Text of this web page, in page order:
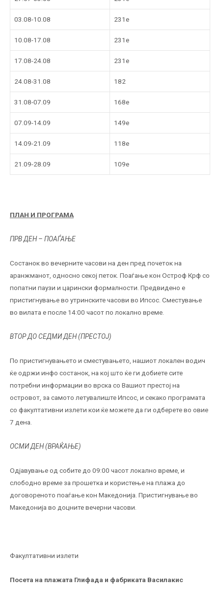
03.08-10.08 231e
10.08-17.08 231e
17.08-24.08 231e
24.08-31.08 182
31.08-07.09 168e
07.09-14.09 149е
14.09-21.09 118е
21.09-28.09 109е
ПЛАН И ПРОГРАМА
ПРВ ДЕН – ПОАЃАЊЕ
Состанок во вечерните часови на ден пред почеток на
аранжманот, односно секој петок. Поаѓање кон Остроф Крф со
попатни паузи и царински формалности. Предвидено е
пристигнување во утринските часови во Ипсос. Сместување
во вилата е после 14:00 часот по локално време.
ВТОР ДО СЕДМИ ДЕН (ПРЕСТОЈ)
По пристигнувањето и сместувањето, нашиот локален водич
ќе одржи инфо состанок, на кој што ќе ги добиете сите
потребни информации во врска со Вашиот престој на
островот, за самото летувалиште Ипсос, и секако програмата
со факултативни излети кои ќе можете да ги одберете во овие
7 дена.
ОСМИ ДЕН (ВРАЌАЊЕ)
Одјавување од собите до 09:00 часот локално време, и
слободно време за прошетка и користење на плажа до
договореното поаѓање кон Македонија. Пристигнување во
Македонија во доцните вечерни часови.
Факултативни излети
Посета на плажата Глифада и фабриката Василакис